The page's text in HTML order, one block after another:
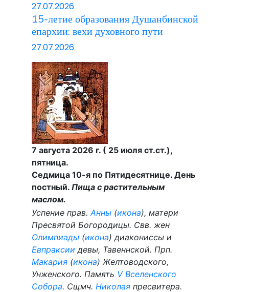
27.07.2026
15-летие образования Душанбинской
епархии: вехи духовного пути
27.07.2026
7 августа 2026 г. ( 25 июля ст.ст.),
пятница.
Седмица 10-я по Пятидесятнице. День
постный.Пища с растительным
маслом.
Успение прав.Анны (икона), матери
Пресвятой Богородицы. Свв. жен
Олимпиады (икона) диакониссы и
Евпраксии девы, Тавеннской. Прп.
Макария (икона) Желтоводского,
Унженского. Память V Вселенского
Собора. Сщмч.Николая пресвитера.